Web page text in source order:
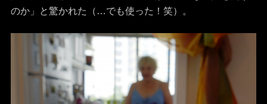
のか」と驚かれた（…でも使った！笑）。